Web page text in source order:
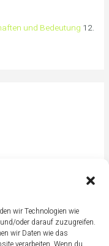
wir Technologien wie
oder darauf zuzugreifen.
wir Daten wie das
und Bedeutung 12.